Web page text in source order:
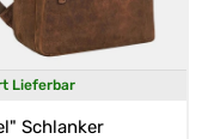
Lieferbar
Schlanker